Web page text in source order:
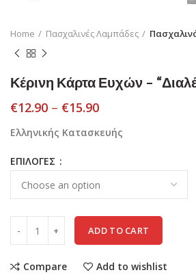
Home Πασχαλινές Λαμπάδες
Κέρινη Κάρτα Ευχών –
€12.90 – €15.90
Ελληνικής Κατασκευής
ΕΠΙΛΟΓΕΣ
ADD TO CART
Compare Add to wishlist